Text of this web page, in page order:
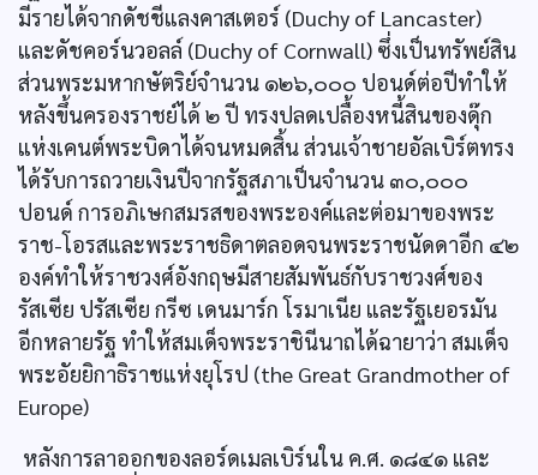
มีรายได้จากดัชชีแลงคาสเตอร์ (Duchy of Lancaster)
และดัชคอร์นวอลล์ (Duchy of Cornwall) ซึ่งเป็นทรัพย์สิน
ส่วนพระมหากษัตริย์จำนวน ๑๒๖,๐๐๐ ปอนด์ต่อปีทำให้
หลังขึ้นครองราชย์ได้ ๒ ปี ทรงปลดเปลื้องหนี้สินของดุ๊ก
แห่งเคนต์พระบิดาได้จนหมดสิ้น ส่วนเจ้าชายอัลเบิร์ตทรง
ได้รับการถวายเงินปีจากรัฐสภาเป็นจำนวน ๓๐,๐๐๐
ปอนด์ การอภิเษกสมรสของพระองค์และต่อมาของพระ
ราช-โอรสและพระราชธิดาตลอดจนพระราชนัดดาอีก ๔๒
องค์ทำให้ราชวงศ์อังกฤษมีสายสัมพันธ์กับราชวงศ์ของ
รัสเซีย ปรัสเซีย กรีซ เดนมาร์ก โรมาเนีย และรัฐเยอรมัน
อีกหลายรัฐ ทำให้สมเด็จพระราชินีนาถได้ฉายาว่า สมเด็จ
พระอัยยิกาธิราชแห่งยุโรป (the Great Grandmother of
Europe)
หลังการลาออกของลอร์ดเมลเบิร์นใน ค.ศ. ๑๘๔๑ และ